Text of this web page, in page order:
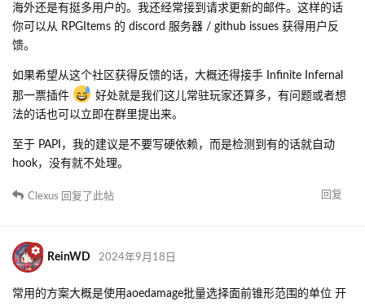
海外还是有挺多用户的。我还经常接到请求更新的邮件。这样的话
你可以从 RPGItems 的 discord 服务器 / github issues 获得用户反
馈。
如果希望从这个社区获得反馈的话，大概还得接手 Infinite Infernal
那一票插件
好处就是我们这儿常驻玩家还算多，有问题或者想
法的话也可以立即在群里提出来。
至于 PAPI，我的建议是不要写硬依赖，而是检测到有的话就自动
hook，没有就不处理。
回复
Clexus 回复了此帖
ReinWD 2024年9月18日
常用的方案大概是使用aoedamage批量选择面前锥形范围的单位 开